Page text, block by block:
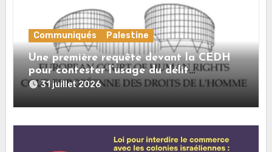
Communiqués Palestine
Une première requête devant la CEDH
pour contester l’usage du délit
d’« apologie du terrorisme » contre les
Palestine
31 juillet 2026